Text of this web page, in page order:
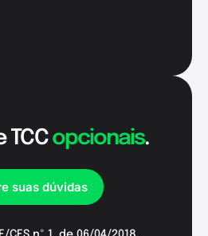
TCCopcionais.
suas dúvidas